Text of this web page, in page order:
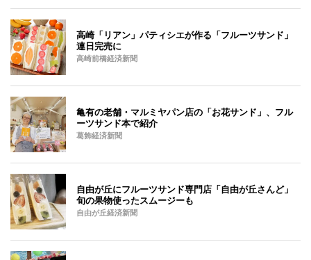
高崎「リアン」パティシエが作る「フルーツサンド」
連日完売に
高崎前橋経済新聞
亀有の老舗・マルミヤパン店の「お花サンド」、フル
ーツサンド本で紹介
葛飾経済新聞
自由が丘にフルーツサンド専門店「自由が丘さんど」
旬の果物使ったスムージーも
自由が丘経済新聞